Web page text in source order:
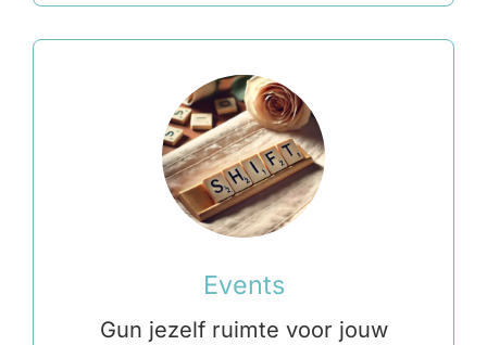
Events
Gun jezelf ruimte voor jouw